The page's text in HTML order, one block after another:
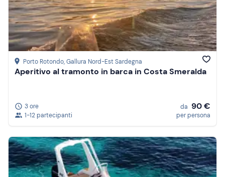
Porto Rotondo, Gallura Nord-Est Sardegna
Aperitivo al tramonto in barca in Costa Smeralda
3 ore
1-12 partecipanti
da 90 €
per persona